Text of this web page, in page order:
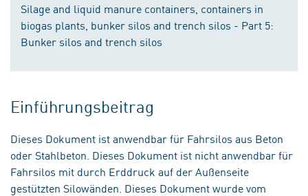
Silage and liquid manure containers, containers in
biogas plants, bunker silos and trench silos - Part 5:
Bunker silos and trench silos
Einführungsbeitrag
Dieses Dokument ist anwendbar für Fahrsilos aus Beton
oder Stahlbeton. Dieses Dokument ist nicht anwendbar für
Fahrsilos mit durch Erddruck auf der Außenseite
gestützten Silowänden. Dieses Dokument wurde vom